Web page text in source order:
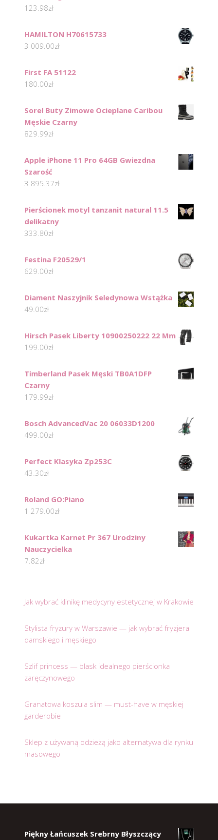
123.98zł
HAMILTON H70615733
3 009.00zł
First FA 51122
180.00zł
Sorel Buty Zimowe Ocieplane Caribou
Męskie Czarny
829.99zł
Apple iPhone 11 Pro 64GB Gwiezdna
Szarość
3 895.37zł
Pierścionek motyl tanzanit natural 11.5
delikatny
333.80zł
Festina F20529/1
629.00zł
Diament Naszyjnik Seledynowa Wstążka
49.00zł
Hirsch Pasek Liberty 10900250222 22 Mm
199.00zł
Timberland Pasek Męski TB0A1DFP
Czarny
179.99zł
Bosch AdvancedVac 20 06033D1200
499.00zł
Perfect Klasyka Zp253C
43.30zł
Roland GO:Piano
1 279.00zł
Kukartka Karnet Pr 367 Urodziny
Nauczycielka
7.82zł
Jak wybrać klinikę medycyny estetycznej w Krakowie
Stylista fryzury w Warszawie — jak wybrać fryzjera
damskiego i męskiego
Szlif princess — blask idealnego pierścionka
zaręczynowego
Granatowa koszula slim — must-have w męskiej
garderobie
Sklep z używaną odzieżą jako alternatywa dla rynku
masowego
Piękny Łańcuszek Srebrny Błyszczący